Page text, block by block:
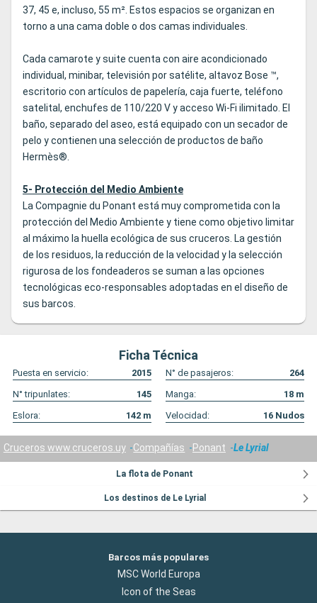
37, 45 e, incluso, 55 m². Estos espacios se organizan en
torno a una cama doble o dos camas individuales.
Cada camarote y suite cuenta con aire acondicionado
individual, minibar, televisión por satélite, altavoz Bose ™,
escritorio con artículos de papelería, caja fuerte, teléfono
satelital, enchufes de 110/220 V y acceso Wi-Fi ilimitado. El
baño, separado del aseo, está equipado con un secador de
pelo y contienen una selección de productos de baño
Hermès®.
5- Protección del Medio Ambiente
La Compagnie du Ponant está muy comprometida con la
protección del Medio Ambiente y tiene como objetivo limitar
al máximo la huella ecológica de sus cruceros. La gestión
de los residuos, la reducción de la velocidad y la selección
rigurosa de los fondeaderos se suman a las opciones
tecnológicas eco-responsables adoptadas en el diseño de
sus barcos.
Ficha Técnica
Puesta en servicio: 2015 N° de pasajeros:
264
N° tripunlates:
145 Manga: 18 m
Eslora:
142 m Velocidad: 16 Nudos
Cruceros www.cruceros.uy Compañías Ponant Le Lyrial
La flota de Ponant
Los destinos de Le Lyrial
Barcos más populares
MSC World Europa
Icon of the Seas